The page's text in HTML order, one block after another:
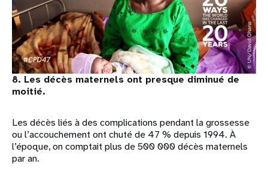
8. Les décès maternels ont presque diminué de
moitié.
Les décès liés à des complications pendant la grossesse
ou l’accouchement ont chuté de 47 % depuis 1994. À
l’époque, on comptait plus de 500 000 décès maternels
par an.